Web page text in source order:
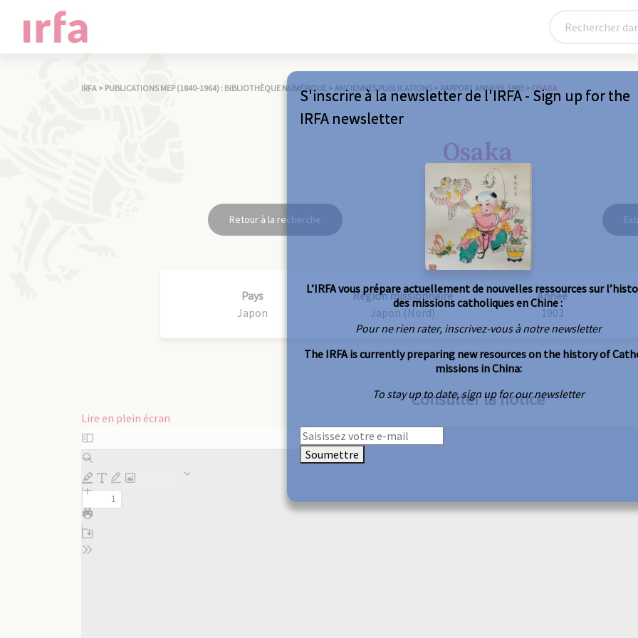
IRFA > PUBLICATIONS MEP (1840-1964) : BIBLIOTHÈQUE NUMÉRIQUE > ANCIENNES PUBLICATIONS > RAPPORT ANNUEL 1903 > OSAKA
Osaka
Retour à la recherche
Pays
Japon
Région missionnaire
Japon (Nord)
Année
1903
Consulter la notice
Lire en plein écran
Aller
au
contenu
PDF
S'inscrire à la newsletter de l'IRFA - Sign up for the
IRFA newsletter
L’IRFA vous prépare actuellement de nouvelles ressources sur
des missions catholiques en Chine :
Pour ne rien rater, inscrivez-vous à notre newsletter
The IRFA is currently preparing new resources on the history of
missions in China:
To stay up to date, sign up for our newsletter
Soumettre